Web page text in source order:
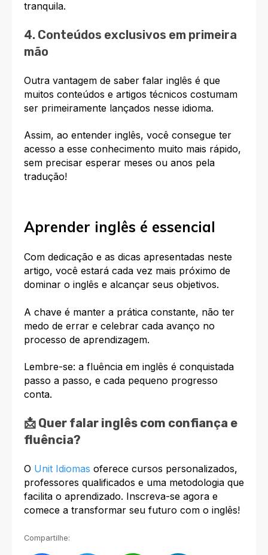
tranquila.
4. Conteúdos exclusivos em primeira
mão
Outra vantagem de saber falar inglês é que
muitos conteúdos e artigos técnicos costumam
ser primeiramente lançados nesse idioma.
Assim, ao entender inglês, você consegue ter
acesso a esse conhecimento muito mais rápido,
sem precisar esperar meses ou anos pela
tradução!
Aprender inglês é essencial
Com dedicação e as dicas apresentadas neste
artigo, você estará cada vez mais próximo de
dominar o inglês e alcançar seus objetivos.
A chave é manter a prática constante, não ter
medo de errar e celebrar cada avanço no
processo de aprendizagem.
Lembre-se: a fluência em inglês é conquistada
passo a passo, e cada pequeno progresso
conta.
📩 Quer falar inglês com confiança e
fluência?
O Unit Idiomas oferece cursos personalizados,
professores qualificados e uma metodologia que
facilita o aprendizado. Inscreva-se agora e
comece a transformar seu futuro com o inglês!
Compartilhe: